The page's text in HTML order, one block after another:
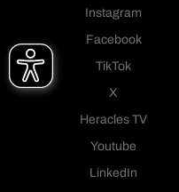
Instagram
Facebook
TikTok
X
Heracles TV
Youtube
LinkedIn